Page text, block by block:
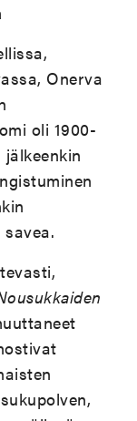
Onerva
oli 1900-